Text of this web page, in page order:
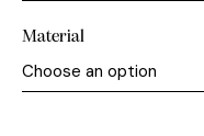
Material